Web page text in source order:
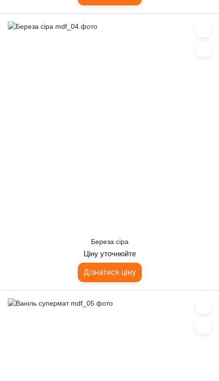
Береза ​​сіра
Ціну уточнюйте
Дізнатися ціну